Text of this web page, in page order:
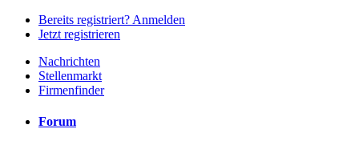
Bereits registriert? Anmelden
Jetzt registrieren
Nachrichten
Stellenmarkt
Firmenfinder
Forum